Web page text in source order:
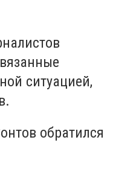
ситуацией,
обратился